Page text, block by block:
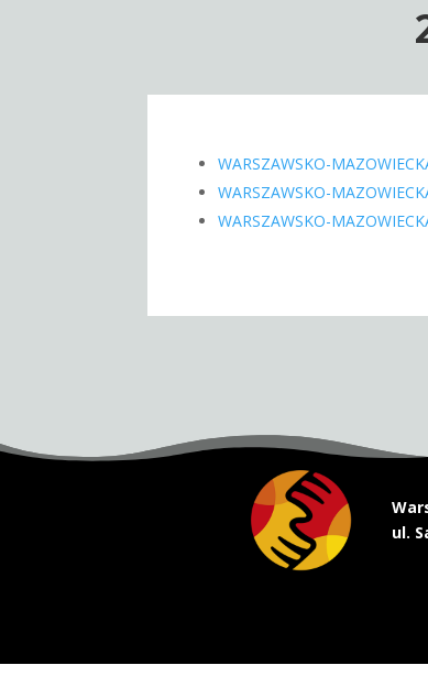
WARSZAWSKO-
WARSZAWSKO-
WARSZAWSKO-
ul.